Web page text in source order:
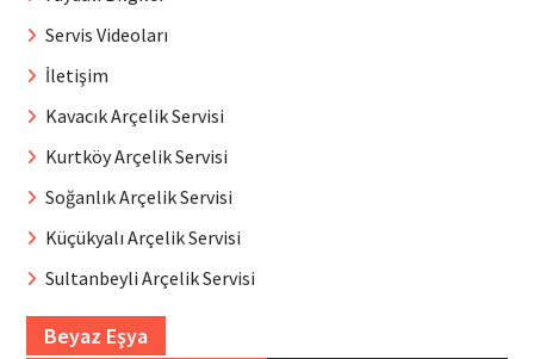
Servis Videoları
İletişim
Kavacık Arçelik Servisi
Kurtköy Arçelik Servisi
Soğanlık Arçelik Servisi
Küçükyalı Arçelik Servisi
Sultanbeyli Arçelik Servisi
Beyaz Eşya